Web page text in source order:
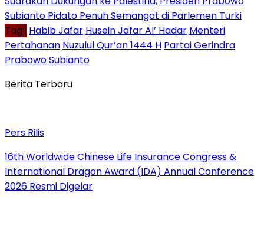
Subianto Pidato Penuh Semangat di Parlemen Turki
Tag : Habib Jafar Husein Jafar Al’ Hadar Menteri
Pertahanan Nuzulul Qur’an 1444 H Partai Gerindra
Prabowo Subianto
Berita Terbaru
Pers Rilis
16th Worldwide Chinese Life Insurance Congress &
International Dragon Award (IDA) Annual Conference
2026 Resmi Digelar